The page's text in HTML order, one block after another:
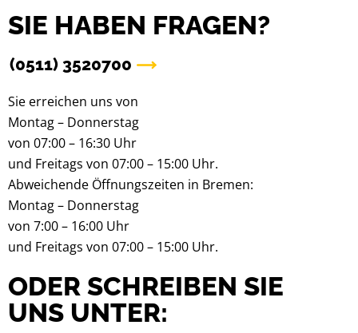
SIE HABEN FRAGEN?
(0511) 3520700
Sie erreichen uns von
Montag – Donnerstag
von 07:00 – 16:30 Uhr
und Freitags von 07:00 – 15:00 Uhr.
Abweichende Öffnungszeiten in Bremen:
Montag – Donnerstag
von 7:00 – 16:00 Uhr
und Freitags von 07:00 – 15:00 Uhr.
ODER SCHREIBEN SIE
UNS UNTER: